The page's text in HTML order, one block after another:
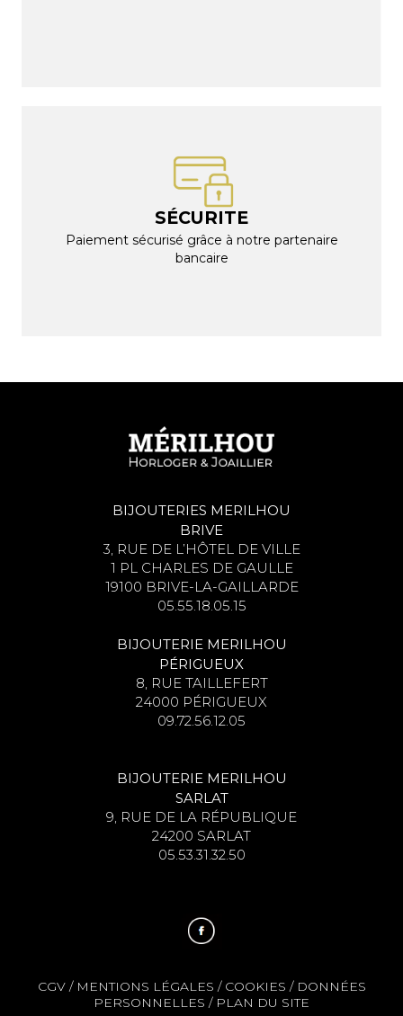
SÉCURITE
Paiement sécurisé grâce à notre partenaire
bancaire
BIJOUTERIES MERILHOU
BRIVE
3, RUE DE L’HÔTEL DE VILLE
1 PL CHARLES DE GAULLE
19100 BRIVE-LA-GAILLARDE
05.55.18.05.15
BIJOUTERIE MERILHOU
PÉRIGUEUX
8, RUE TAILLEFERT
24000 PÉRIGUEUX
09.72.56.12.05
BIJOUTERIE MERILHOU
SARLAT
9, RUE DE LA RÉPUBLIQUE
24200 SARLAT
05.53.31.32.50
CGV/ MENTIONS LÉGALES / COOKIES / DONNÉES
PERSONNELLES / PLAN DU SITE